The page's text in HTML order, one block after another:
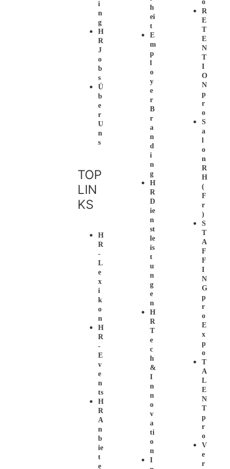
I
N
G
H
R
J
O
B
S
Ü
B
E
R
U
N
S
TOP
LIN
KS
H
R
-
L
E
X
I
K
O
N
H
R
-
E
V
E
N
Ts
H
R
A
N
B
Ie
T
E
H
Ei
T
E
M
P
L
O
Y
E
R
B
R
A
N
D
I
N
G
H
R
D
Ie
N
St
Le
Is
T
U
N
G
E
N
H
R
T
E
C
H
&
I
N
N
O
V
A
Ti
O
N
I
O
R
E
T
E
N
T
I
O
N
P
R
O
S
A
L
O
N
R
H
(
F
R
)
S
T
A
F
F
I
N
G
P
R
O
E
X
P
O
T
A
L
E
N
T
P
R
O
V
E
R